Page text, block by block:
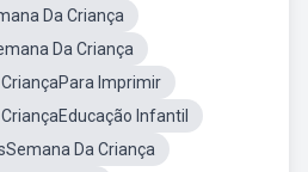
Da Criança
Da Criança
Imprimir
Infantil
Da Criança